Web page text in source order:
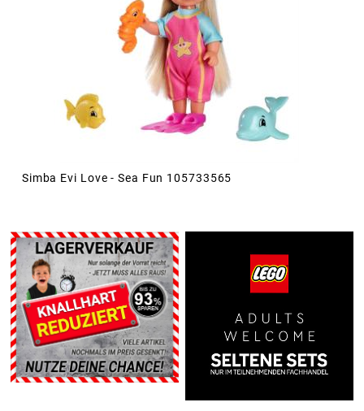
Simba Evi Love - Sea Fun 105733565